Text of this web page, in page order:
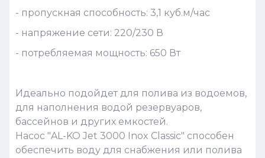
- пропускная способность: 3,1 куб.м/час
- напряжение сети: 220/230 В
- потребляемая мощность: 650 Вт
Идеально подойдет для полива из водоемов,
для наполнения водой резервуаров,
бассейнов и других емкостей.
Насос "AL-KO Jet 3000 Inox Classic" способен
обеспечить воду для снабжения или полива